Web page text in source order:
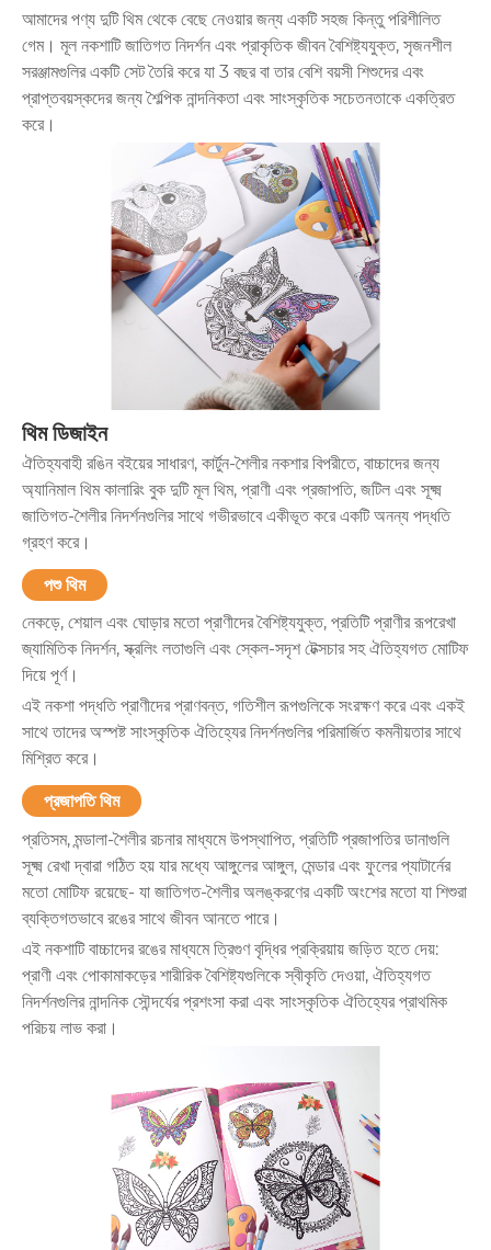
আমাদের পণ্য দুটি থিম থেকে বেছে নেওয়ার জন্য একটি সহজ কিন্তু পরিশীলিত
গেম। মূল নকশাটি জাতিগত নিদর্শন এবং প্রাকৃতিক জীবন বৈশিষ্ট্যযুক্ত, সৃজনশীল
সরঞ্জামগুলির একটি সেট তৈরি করে যা 3 বছর বা তার বেশি বয়সী শিশুদের এবং
প্রাপ্তবয়স্কদের জন্য শৈল্পিক নান্দনিকতা এবং সাংস্কৃতিক সচেতনতাকে একত্রিত
করে।
থিম ডিজাইন
ঐতিহ্যবাহী রঙিন বইয়ের সাধারণ, কার্টুন-শৈলীর নকশার বিপরীতে, বাচ্চাদের জন্য
অ্যানিমাল থিম কালারিং বুক দুটি মূল থিম, প্রাণী এবং প্রজাপতি, জটিল এবং সূক্ষ্ম
জাতিগত-শৈলীর নিদর্শনগুলির সাথে গভীরভাবে একীভূত করে একটি অনন্য পদ্ধতি
গ্রহণ করে।
পশু থিম
নেকড়ে, শেয়াল এবং ঘোড়ার মতো প্রাণীদের বৈশিষ্ট্যযুক্ত, প্রতিটি প্রাণীর রূপরেখা
জ্যামিতিক নিদর্শন, স্ক্রলিং লতাগুলি এবং স্কেল-সদৃশ টেক্সচার সহ ঐতিহ্যগত মোটিফ
দিয়ে পূর্ণ।
এই নকশা পদ্ধতি প্রাণীদের প্রাণবন্ত, গতিশীল রূপগুলিকে সংরক্ষণ করে এবং একই
সাথে তাদের অস্পষ্ট সাংস্কৃতিক ঐতিহ্যের নিদর্শনগুলির পরিমার্জিত কমনীয়তার সাথে
মিশ্রিত করে।
প্রজাপতি থিম
প্রতিসম, মন্ডালা-শৈলীর রচনার মাধ্যমে উপস্থাপিত, প্রতিটি প্রজাপতির ডানাগুলি
সূক্ষ্ম রেখা দ্বারা গঠিত হয় যার মধ্যে আঙ্গুলের আঙ্গুল, মেন্ডার এবং ফুলের প্যাটার্নের
মতো মোটিফ রয়েছে- যা জাতিগত-শৈলীর অলঙ্করণের একটি অংশের মতো যা শিশুরা
ব্যক্তিগতভাবে রঙের সাথে জীবন আনতে পারে।
এই নকশাটি বাচ্চাদের রঙের মাধ্যমে ত্রিগুণ বৃদ্ধির প্রক্রিয়ায় জড়িত হতে দেয়:
প্রাণী এবং পোকামাকড়ের শারীরিক বৈশিষ্ট্যগুলিকে স্বীকৃতি দেওয়া, ঐতিহ্যগত
নিদর্শনগুলির নান্দনিক সৌন্দর্যের প্রশংসা করা এবং সাংস্কৃতিক ঐতিহ্যের প্রাথমিক
পরিচয় লাভ করা।